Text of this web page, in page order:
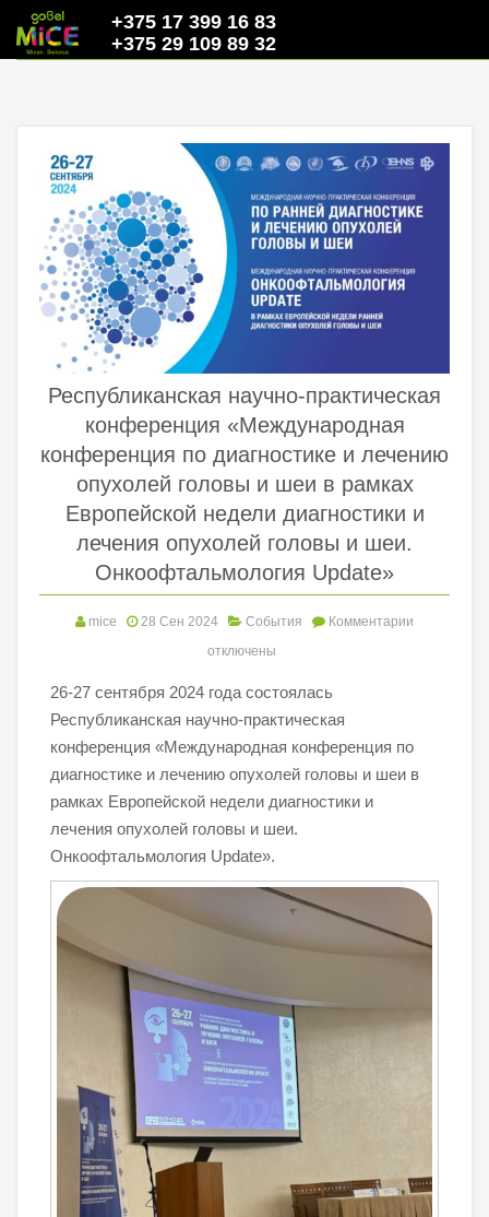
+375 17 399 16 83
+375 29 109 89 32
Республиканская научно-практическая
конференция «Международная
конференция по диагностике и лечению
опухолей головы и шеи в рамках
Европейской недели диагностики и
лечения опухолей головы и шеи.
Онкоофтальмология Update»
mice 28 Сен 2024 События
Комментарии
отключены
26-27 сентября 2024 года состоялась
Республиканская научно-практическая
конференция «Международная конференция по
диагностике и лечению опухолей головы и шеи в
рамках Европейской недели диагностики и
лечения опухолей головы и шеи.
Онкоофтальмология Update».